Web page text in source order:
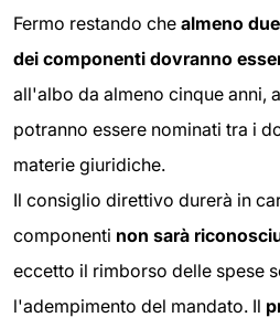
Fermo restando che almeno
dei componenti dovranno
all'albo da almeno cinque anni,
potranno essere nominati tra i
materie giuridiche.
Il consiglio direttivo durerà in
componenti non sarà
eccetto il rimborso delle spese
l'adempimento del mandato. Il